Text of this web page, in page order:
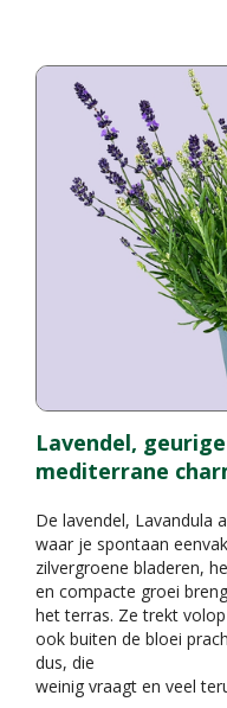
Lavendel,
mediterrane
De lavendel, Lavandula
waar je spontaan
zilvergroene bladeren,
en compacte groei
het terras. Ze trekt
ook buiten de bloei
dus, die
weinig vraagt en veel